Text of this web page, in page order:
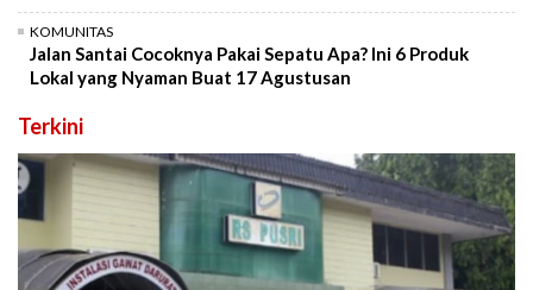
KOMUNITAS
Jalan Santai Cocoknya Pakai Sepatu Apa? Ini 6 Produk
Lokal yang Nyaman Buat 17 Agustusan
Terkini